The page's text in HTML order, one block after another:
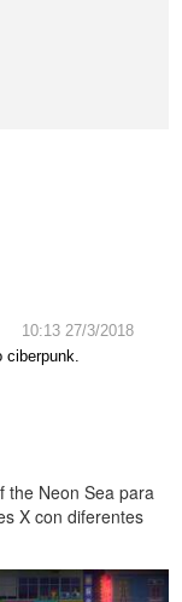
10:13 27/3/2018
the Neon Sea para
X con diferentes